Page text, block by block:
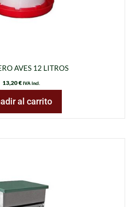
AVES 12 LITROS
13,20€ IVA incl.
al carrito